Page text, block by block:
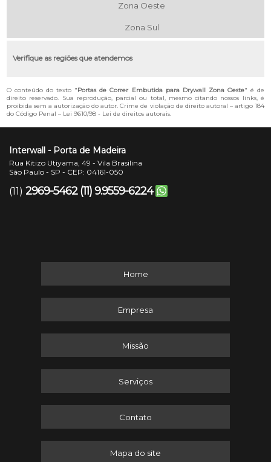
Zona Oeste
Zona Sul
Verifique as regiões que atendemos
O conteúdo do texto "Portas de Correr Embutida para Drywall Zona Oeste" é de
direito reservado. Sua reprodução, parcial ou total, mesmo citando nossos links, é
proibida sem a autorização do autor. Crime de violação de direito autoral – artigo 184
do Código Penal – Lei 9610/98 - Lei de direitos autorais.
Interwall - Porta de Madeira
Rua Kitizo Utiyama, 49 - Vila Brasilina
São Paulo - SP - CEP: 04161-050
(11) 2969-5462 (11) 9.9559-6224
Home
Empresa
Missão
Serviços
Contato
Mapa do site